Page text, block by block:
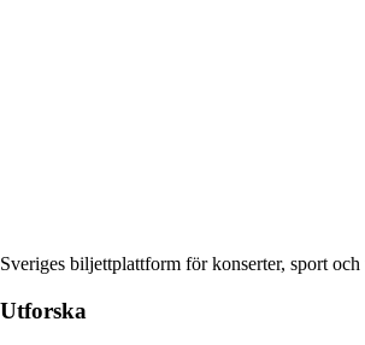
Sveriges biljettplattform för konserter, sport
Utforska